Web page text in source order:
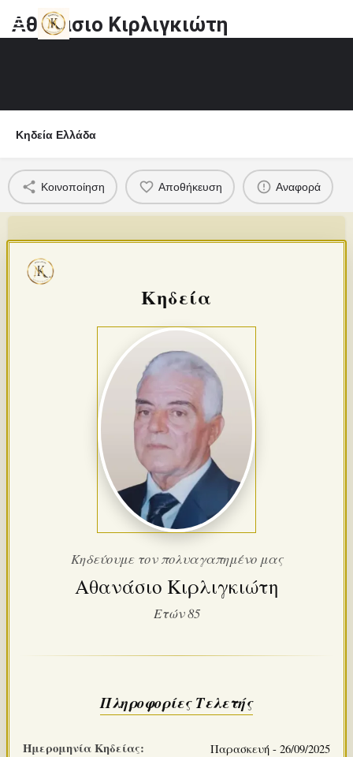
Αθανάσιο Κιρλιγκιώτη
Κηδεία Ελλάδα
Κοινοποίηση Αποθήκευση Αναφορά
Κηδεία
Κηδεύουμε τον πολυαγαπημένο μας
Αθανάσιο Κιρλιγκιώτη
Ετών 85
Πληροφορίες Τελετής
Ημερομηνία Κηδείας: Παρασκευή - 26/09/2025